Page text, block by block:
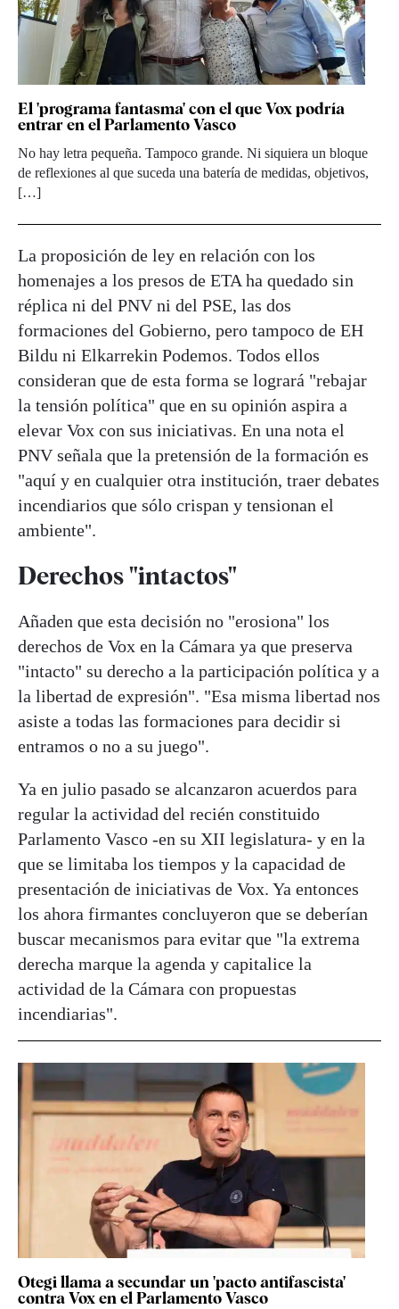
El 'programa fantasma' con el que Vox podría
entrar en el Parlamento Vasco
No hay letra pequeña. Tampoco grande. Ni siquiera un bloque
de reflexiones al que suceda una batería de medidas, objetivos,
[…]
La proposición de ley en relación con los
homenajes a los presos de ETA ha quedado sin
réplica ni del PNV ni del PSE, las dos
formaciones del Gobierno, pero tampoco de EH
Bildu ni Elkarrekin Podemos. Todos ellos
consideran que de esta forma se logrará "rebajar
la tensión política" que en su opinión aspira a
elevar Vox con sus iniciativas. En una nota el
PNV señala que la pretensión de la formación es
"aquí y en cualquier otra institución, traer debates
incendiarios que sólo crispan y tensionan el
ambiente".
Derechos "intactos"
Añaden que esta decisión no "erosiona" los
derechos de Vox en la Cámara ya que preserva
"intacto" su derecho a la participación política y a
la libertad de expresión". "Esa misma libertad nos
asiste a todas las formaciones para decidir si
entramos o no a su juego".
Ya en julio pasado se alcanzaron acuerdos para
regular la actividad del recién constituido
Parlamento Vasco -en su XII legislatura- y en la
que se limitaba los tiempos y la capacidad de
presentación de iniciativas de Vox. Ya entonces
los ahora firmantes concluyeron que se deberían
buscar mecanismos para evitar que "la extrema
derecha marque la agenda y capitalice la
actividad de la Cámara con propuestas
incendiarias".
Otegi llama a secundar un 'pacto antifascista'
contra Vox en el Parlamento Vasco